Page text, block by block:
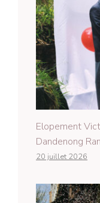
Elopement
Dandenong
20 juillet 2026